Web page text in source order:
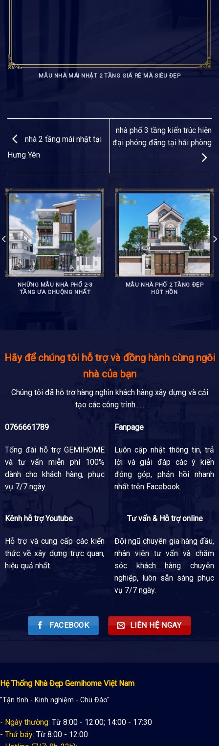
MẪU NHÀ MÁI NHẬT 2 TẦNG GIÁ RẺ MÀ SIÊU ĐẸP
nhà 2 tầng mái nhật tại
Hưng Yên
nhà phố 3 tầng kiến trúc hiện
đại phóng đãng tại hải phòng
NHỮNG MẪU NHÀ PHỐ 2-3
TẦNG ƯA CHUỘNG NHẤT
MẪU NHÀ PHỐ 2 TẦNG ĐẸP
HÚT HỒN
Hãy để chúng tôi hỗ trợ và đồng hành cùng ngôi
nhà của bạn
Chúng tôi đã hỗ trợ hàng nghìn khách hàng xây dựng và cải
tạo các công trình......
0766661789
Tổng đài hỗ trợGEMIHOME
và tư vấn miễn phí 100%
dành cho khách hàng, phục
vụ 7/7 ngày.
Fanpage
Luôn cập nhật thông tin, trả
lời và giải đáp các ý kiến
đóng góp, phản hồi nhanh
nhất trên Facebook.
Kênh hỗ trợ Youtube
Hỗ trợ và cung cấp các kiến
thức về xây dựng trực quan,
hiệu quả nhất.
Tư vấn & Hỗ trợ online
Đội ngũ chuyên gia hàng đầu,
nhân viên tư vấn và chăm
sóc khách hàng chuyên
nghiệp, luôn sẵn sàng phục
vụ 7/7 ngày.
FACEBOOK LIÊN HỆ NGAY
Hệ Thống Nhà Đẹp Gemihome Việt Nam
"Tận tình - Kinh nghiệm - Chu Đáo"
- Ngày thường: Từ 8:00 - 12:00; 14:00 - 17:30
- Thứ bảy: Từ 8:00 - 12:00